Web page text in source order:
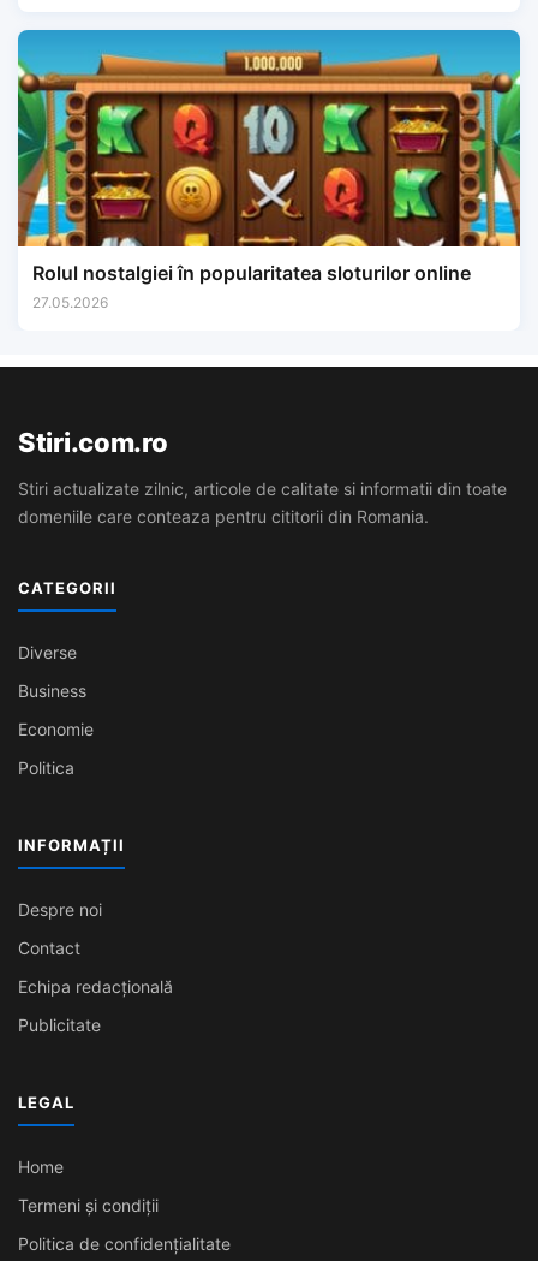
Rolul nostalgiei în popularitatea sloturilor online
27.05.2026
Stiri.com.ro
Stiri actualizate zilnic, articole de calitate si informatii din toate
domeniile care conteaza pentru cititorii din Romania.
CATEGORII
Diverse
Business
Economie
Politica
INFORMAȚII
Despre noi
Contact
Echipa redacțională
Publicitate
LEGAL
Home
Termeni și condiții
Politica de confidențialitate